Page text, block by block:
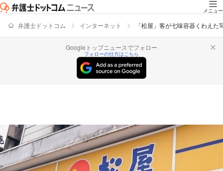
メニュー
弁護士ドットコム インターネット 「松屋」客が七味容器くわえ
Googleトップニュースでフォロー
フォローの仕方はこちら